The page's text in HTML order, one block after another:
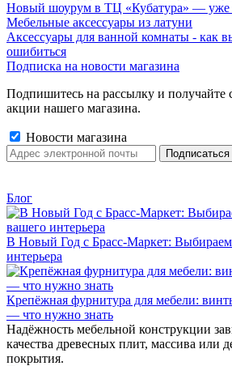
Новый шоурум в ТЦ «Кубатура» — уже
Мебельные аксессуары из латуни
Аксессуары для ванной комнаты - как
ошибиться
Подписка на новости магазина
Подпишитесь на рассылку и получайте
акции нашего магазина.
Новости магазина
Блог
В Новый Год с Брасс-Маркет: Выбираем
интерьера
Крепёжная фурнитура для мебели:
— что нужно знать
Надёжность мебельной конструкции
качества древесных плит, массива или
покрытия.